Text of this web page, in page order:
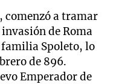
comenzó a tramar
de Roma
Spoleto, lo
de 896.
Emperador de